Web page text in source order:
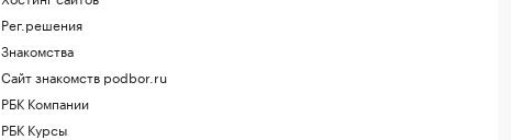
Рег.решения
Знакомства
Сайт знакомств podbor.ru
РБК Компании
РБК Курсы